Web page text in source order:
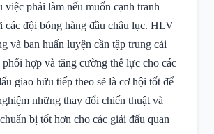
việc phải làm nếu muốn cạnh tranh
các đội bóng hàng đầu châu lục. HLV
và ban huấn luyện cần tập trung cải
hợp và tăng cường thể lực cho các
giao hữu tiếp theo sẽ là cơ hội tốt để
những thay đổi chiến thuật và
bị tốt hơn cho các giải đấu quan